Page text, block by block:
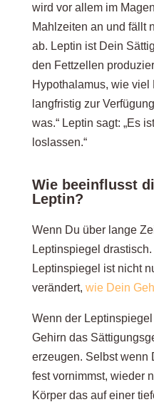
mitgeben kann
Brauchst Du noch
Dein
schläft
Häufige Fragen zum
Essstörung
wird vor allem im
Mahlzeiten an und fällt
ab. Leptin ist Dein
den Fettzellen
Hypothalamus, wie
langfristig zur
was.“ Leptin sagt: „Es
loslassen.“
Wie beeinflusst
Leptin?
Wenn Du über lange
Leptinspiegel
Leptinspiegel ist nicht
verändert, wie Dein
Wenn der
Gehirn das
erzeugen. Selbst wenn
fest vornimmst, wieder
Körper das auf einer